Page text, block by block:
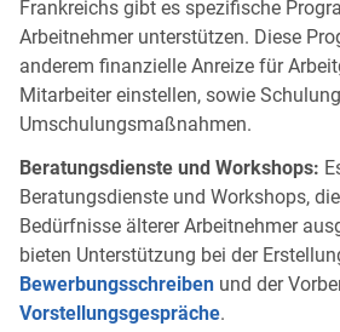
Frankreichs gibt es spezifische
Arbeitnehmer unterstützen. Diese
anderem finanzielle Anreize für
Mitarbeiter einstellen, sowie
Umschulungsmaßnahmen.
Beratungsdienste und Workshops:
Beratungsdienste und Workshops,
Bedürfnisse älterer Arbeitnehmer
bieten Unterstützung bei der
Bewerbungsschreiben und der
Vorstellungsgespräche.